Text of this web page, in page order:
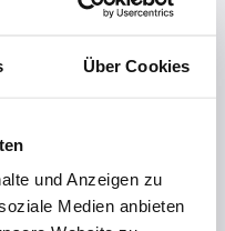
Über Cookies
und Anzeigen zu
Medien anbieten